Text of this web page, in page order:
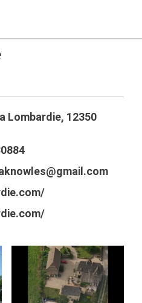
Lombardie, 12350